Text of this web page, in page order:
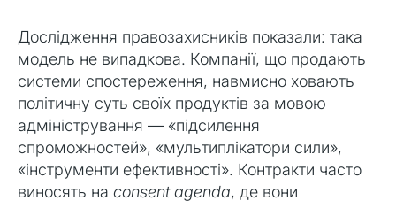
Дослідження правозахисників показали: така
модель не випадкова. Компанії, що продають
системи спостереження, навмисно ховають
політичну суть своїх продуктів за мовою
адміністрування — «підсилення
спроможностей», «мультиплікатори сили»,
«інструменти ефективності». Контракти часто
виносять на consent agenda, де вони